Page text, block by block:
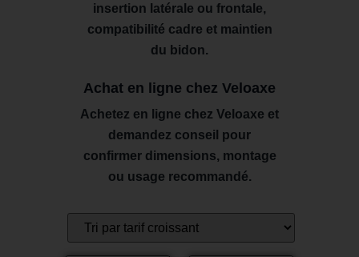
insertion latérale ou frontale,
compatibilité cadre et maintien
du bidon.
Achat en ligne chez Veloaxe
Achetez en ligne chez Veloaxe et
demandez conseil pour
confirmer dimensions, montage
ou usage recommandé.